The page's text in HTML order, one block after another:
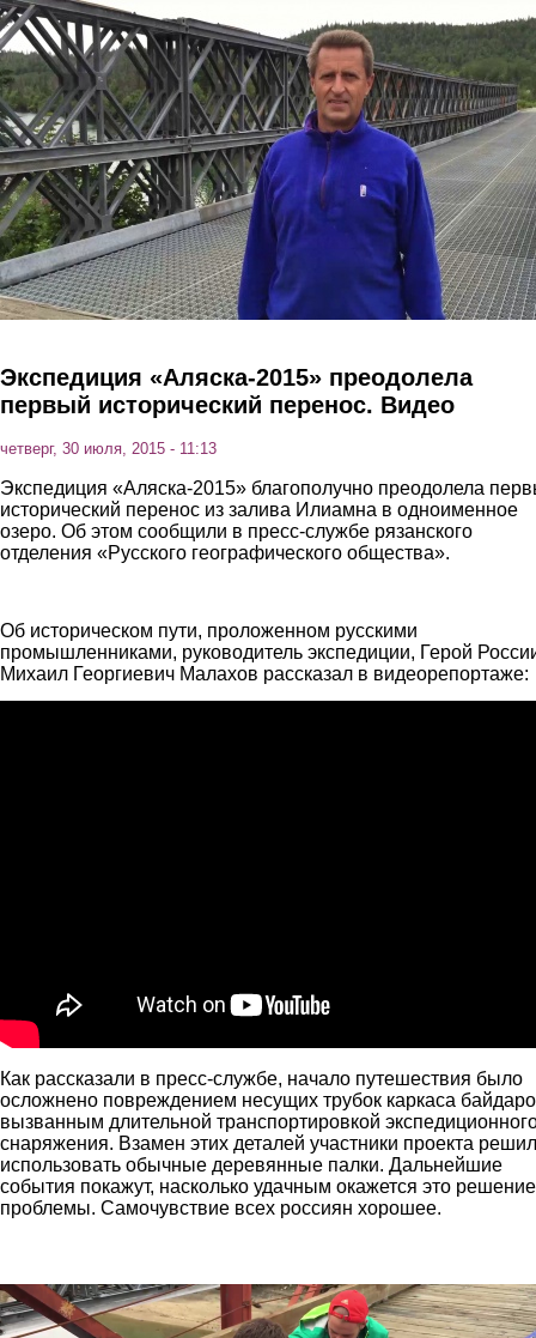
Перейти к основному содержанию
Экспедиция «Аляска-2015» преодолела
первый исторический перенос. Видео
четверг, 30 июля, 2015 - 11:13
Экспедиция «Аляска-2015» благополучно преодолела
исторический перенос из залива Илиамна в одноименное
озеро. Об этом сообщили в пресс-службе рязанского
отделения «Русского географического общества».
Об историческом пути, проложенном русскими
промышленниками, руководитель экспедиции, Герой
Михаил Георгиевич Малахов рассказал в видеорепортаже:
Как рассказали в пресс-службе, начало путешествия было
осложнено повреждением несущих трубок каркаса
вызванным длительной транспортировкой
снаряжения. Взамен этих деталей участники проекта
использовать обычные деревянные палки. Дальнейшие
события покажут, насколько удачным окажется это решение
проблемы. Самочувствие всех россиян хорошее.
remont_baydarki.jpg